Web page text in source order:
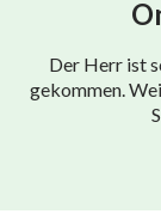
Der Herr ist
gekommen.